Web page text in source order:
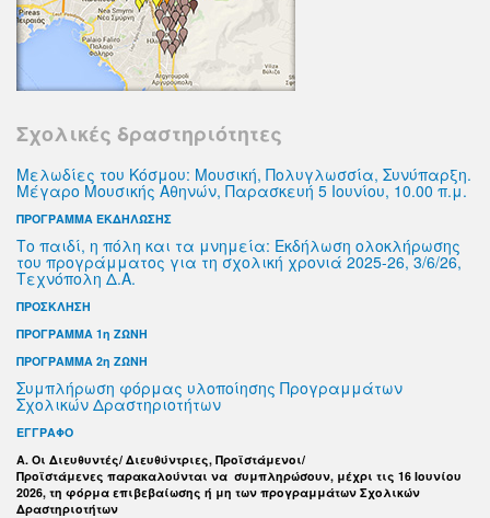
Σχολικές δραστηριότητες
Μελωδίες του Κόσμου: Μουσική, Πολυγλωσσία, Συνύπαρξη.
Μέγαρο Μουσικής Αθηνών, Παρασκευή 5 Ιουνίου, 10.00 π.μ.
ΠΡΟΓΡΑΜΜΑ ΕΚΔΗΛΩΣΗΣ
Το παιδί, η πόλη και τα μνημεία: Εκδήλωση ολοκλήρωσης
του προγράμματος για τη σχολική χρονιά 2025-26, 3/6/26,
Τεχνόπολη Δ.Α.
ΠΡΟΣΚΛΗΣΗ
ΠΡΟΓΡΑΜΜΑ 1η ΖΩΝΗ
ΠΡΟΓΡΑΜΜΑ 2η ΖΩΝΗ
Συμπλήρωση φόρμας υλοποίησης Προγραμμάτων
Σχολικών Δραστηριοτήτων
ΕΓΓΡΑΦΟ
Α. Οι Διευθυντές/ Διευθύντριες, Προϊστάμενοι/
Προϊστάμενες παρακαλούνται να συμπληρώσουν, μέχρι τις 16 Ιουνίου
2026, τη φόρμα επιβεβαίωσης ή μη των προγραμμάτων Σχολικών
Δραστηριοτήτων